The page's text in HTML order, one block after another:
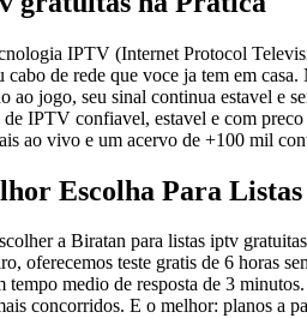
IPTV (Internet Protocol
de rede que voce ja tem em
ao jogo, seu sinal continua estavel
IPTV confiavel, estavel e com
ao vivo e um acervo de +100 mil
Escolha Para
a Biratan para listas iptv
oferecemos teste gratis de 6 horas
medio de resposta de 3
concorridos. E o melhor: planos